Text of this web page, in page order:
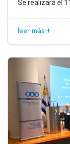
Se realizará el
leer más +